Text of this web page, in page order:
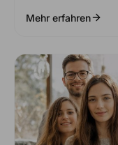
Mehr erfahren